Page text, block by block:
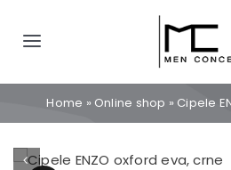
Toggle
Navigation
Svi modeli
Home » Online shop » Cipele